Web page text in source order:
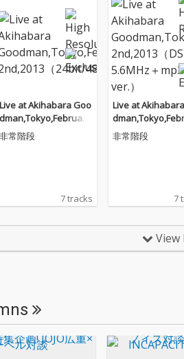
Live at Akihabara Goo
dman,Tokyo,February
2nd,2013（24bit/48kH
z）
非常階段
7 tracks
Live at
2nd,2013（DSD
z＋mp3 ver.）
非常階段
7
View